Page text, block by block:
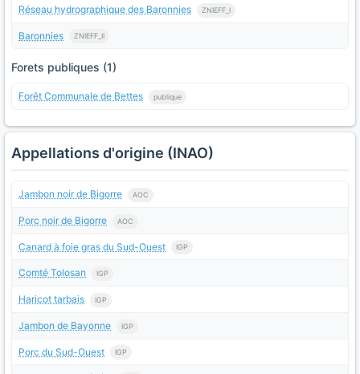
Réseau hydrographique des Baronnies ZNIEFF_I
Baronnies ZNIEFF_II
Forets publiques (1)
Forêt Communale de Bettes publique
Appellations d'origine (INAO)
Jambon noir de Bigorre AOC
Porc noir de Bigorre AOC
Canard à foie gras du Sud-Ouest IGP
Comté Tolosan IGP
Haricot tarbais IGP
Jambon de Bayonne IGP
Porc du Sud-Ouest IGP